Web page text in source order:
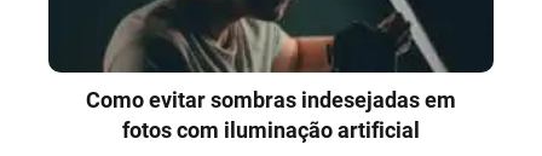
Como evitar sombras indesejadas em
fotos com iluminação artificial